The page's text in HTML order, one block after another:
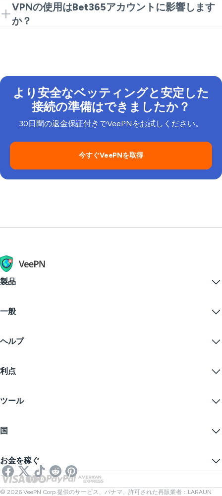
はい、VeePNはiOSとAndroidに対応し、安全なモバイ
ルベッティングを確保します。
VPNの使用はBet365アカウントに影響します
か？
より安全なベッティングと安定した
接続の準備はできましたか？
30日間の返金保証付きでVeePNをお試しください。
今すぐVeePNを取得
製品
VPN for macOS
iOS VPN
Firefox
無料VPN
一般
VPNダウンロード
価格
学生割引
ブログ
ヘルプ
お問い合わせ
プライバシーポリシー
クッキープリファレンス
利点
インターネットプライバシー
匿名IP
ストリーミング用VPN
Netflix用VPN
ツール
あなたのIPを隠す
オンラインSMS
リンクチェッカー
ファイルチェック
国
イギリスVPN
カナダVPN
トルコVPN
お金を稼ぐ
アフィリエイト
© 2026 VeePN Corp.提供のサービス、パナマ。許可された再販業者：LARAUN